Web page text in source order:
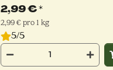
2,99 €*
2,99 € pro 1 kg
5/5